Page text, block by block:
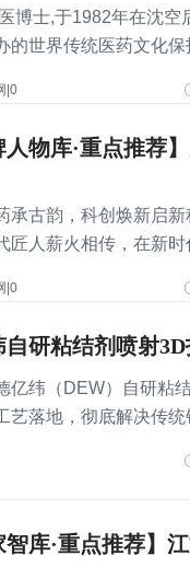
博士,于1982年在沈
的世界传统医药文化
|0
人物库·重点推荐
承古韵，科创焕新启
匠人薪火相传，在新
|0
自研粘结剂喷射
亿纬（DEW）自研粘
艺落地，彻底解决传
智库·重点推荐】